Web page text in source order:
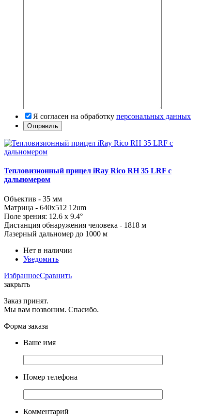
Я согласен на обработку персональных данных
Тепловизионный прицел iRay Rico RH 35 LRF с
дальномером
Объектив - 35 мм
Матрица - 640x512 12um
Поле зрения: 12.6 x 9.4°
Дистанция обнаружения человека - 1818 м
Лазерный дальномер до 1000 м
Нет в наличии
Уведомить
ИзбранноеСравнить
закрыть
Заказ принят.
Мы вам позвоним. Спасибо.
Форма заказа
Ваше имя
Номер телефона
Комментарий